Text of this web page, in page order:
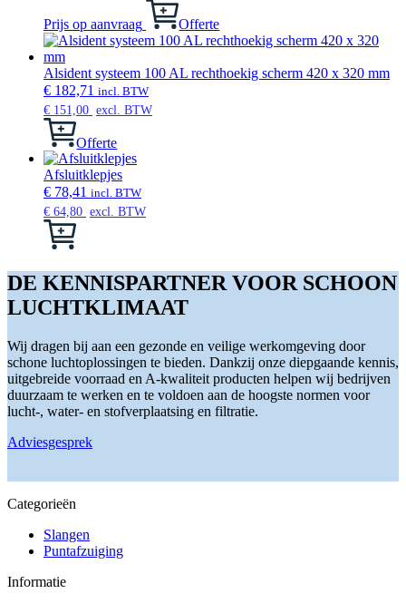
Deze
optie
gekozen
worden
op
de
productpagina
Prijs op aanvraag Offerte
Alsident systeem 100 AL rechthoekig scherm 420 x 320 mm
€ 182,71 incl. BTW
€ 151,00 excl. BTW
Offerte
Afsluitklepjes
€ 78,41 incl. BTW
€ 64,80 excl. BTW
Dit
meerdere
variaties.
Deze
kan
gekozen
worden
op
de
productpagina
DE KENNISPARTNER VOOR SCHOON
LUCHTKLIMAAT
Wij dragen bij aan een gezonde en veilige werkomgeving door
schone luchtoplossingen te bieden. Dankzij onze diepgaande kennis,
uitgebreide voorraad en A-kwaliteit producten helpen wij bedrijven
duurzaam te werken en te voldoen aan de hoogste normen voor
lucht-, water- en stofverplaatsing en filtratie.
Adviesgesprek
Categorieën
Slangen
Puntafzuiging
Informatie